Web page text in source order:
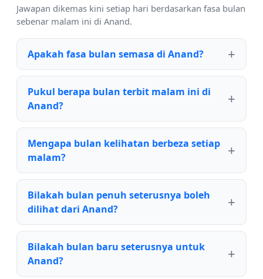
Jawapan dikemas kini setiap hari berdasarkan fasa bulan
sebenar malam ini di Anand.
Apakah fasa bulan semasa di Anand?
Pukul berapa bulan terbit malam ini di
Anand?
Mengapa bulan kelihatan berbeza setiap
malam?
Bilakah bulan penuh seterusnya boleh
dilihat dari Anand?
Bilakah bulan baru seterusnya untuk
Anand?